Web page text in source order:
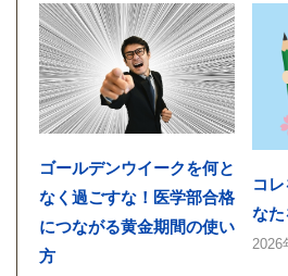
ゴールデンウイークを何と
なく過ごすな！医学部合格
につながる黄金期間の使い
方
コ
なた
2026